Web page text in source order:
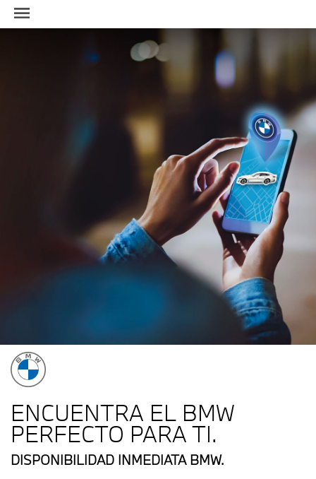
ENCUENTRA EL BMW
PERFECTO PARA TI.
DISPONIBILIDAD INMEDIATA BMW.